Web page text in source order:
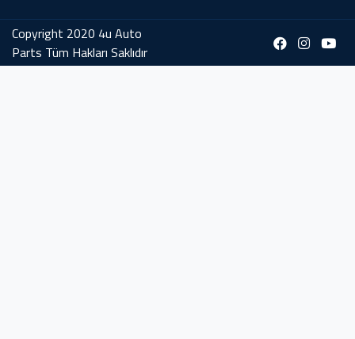
Copyright 2020 4u Auto
Parts Tüm Hakları Saklıdır